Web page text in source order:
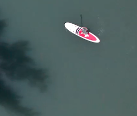
Unterkunft
Die
Unterkünfte